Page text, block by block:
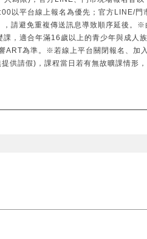
以平台線上報名為優先；官方LINE/
請避免重複傳送訊息導致順序延後。
，適合年滿16歲以上的青少年與成人
為準。※若線上平台關閉報名、加
供請假)，課程當日若有無故曠課情形